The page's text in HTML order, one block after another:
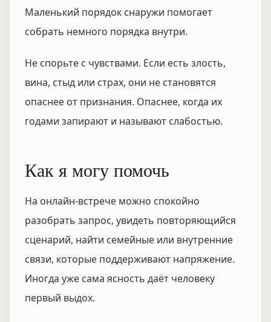
Маленький порядок снаружи помогает
собрать немного порядка внутри.
Не спорьте с чувствами. Если есть злость,
вина, стыд или страх, они не становятся
опаснее от признания. Опаснее, когда их
годами запирают и называют слабостью.
Как я могу помочь
На онлайн-встрече можно спокойно
разобрать запрос, увидеть повторяющийся
сценарий, найти семейные или внутренние
связи, которые поддерживают напряжение.
Иногда уже сама ясность даёт человеку
первый выдох.